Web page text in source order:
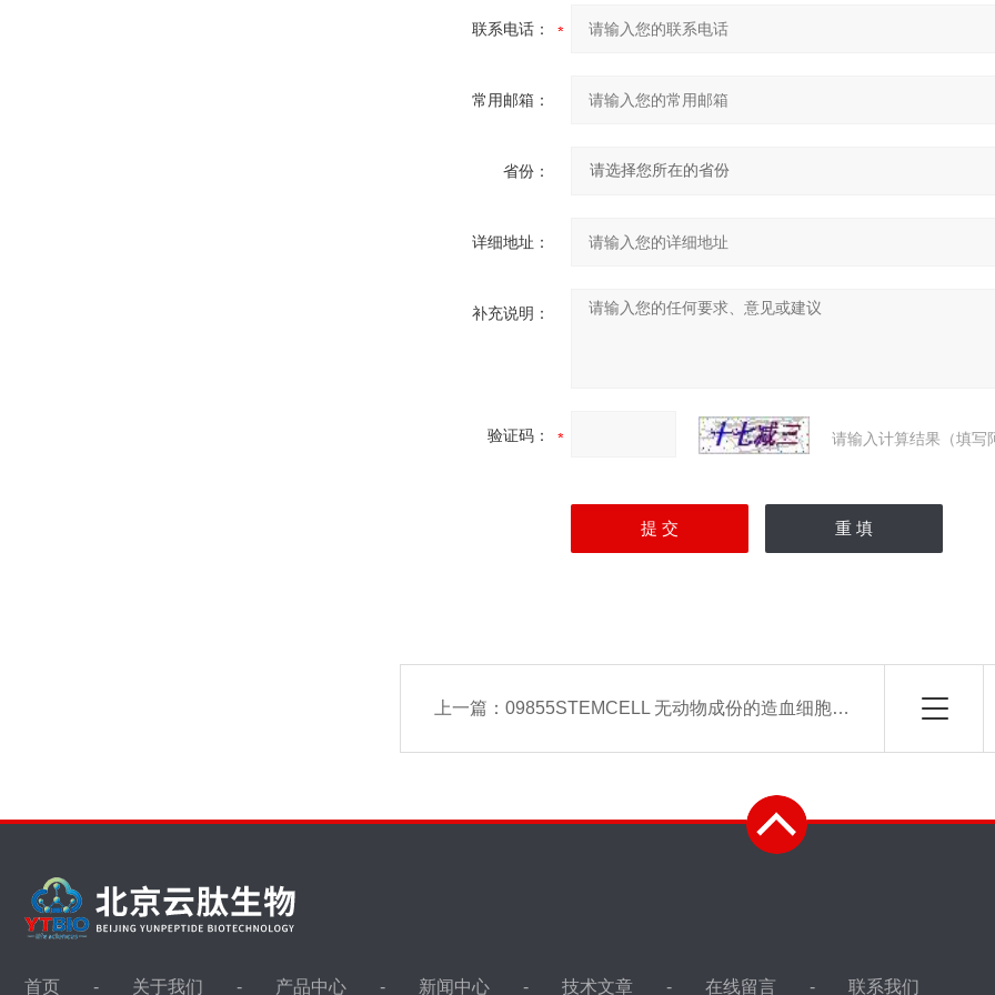
联系电话：
常用邮箱：
省份：
详细地址：
补充说明：
验证码： 请输入计算结果（填写
上一篇： 09855STEMCELL 无动物成份的造血细胞扩增培养基
首页 关于我们 产品中心 新闻中心 技术文章 在线留言 联系我们